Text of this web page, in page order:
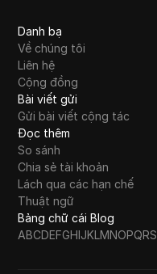
Danh bạ
Về chúng tôi
Liên hệ
Cộng đồng
Bài viết gửi
Gửi bài viết cộng tác
Đọc thêm
So sánh
Chia sẻ tài khoản
Lách qua các hạn chế
Thuật ngữ
Bảng chữ cái Blog
ABCDEFGHIJKLMNOPQRS